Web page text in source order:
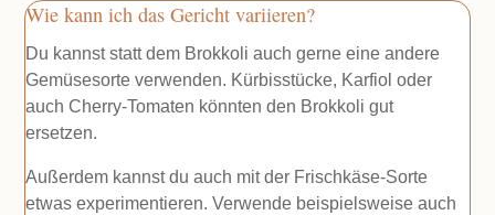
Wie kann ich das Gericht variieren?
Du kannst statt dem Brokkoli auch gerne eine andere
Gemüsesorte verwenden. Kürbisstücke, Karfiol oder
auch Cherry-Tomaten könnten den Brokkoli gut
ersetzen.
Außerdem kannst du auch mit der Frischkäse-Sorte
etwas experimentieren. Verwende beispielsweise auch